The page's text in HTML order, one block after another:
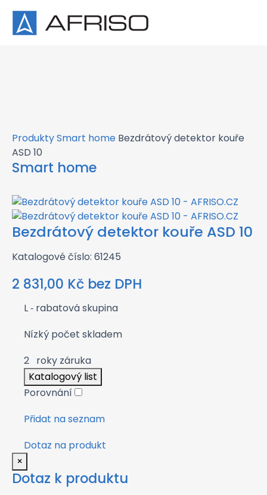
×
ProduktySmart home Bezdrátový detektor kouře
ASD 10
Smart home
Bezdrátový detektor kouře ASD 10
Katalogové číslo: 61245
2 831,00 Kč bez DPH
L‑ rabatová skupina
Nízký počet skladem
2 roky záruka
Katalogový list
Porovnání
Přidat na seznam
Dotaz na produkt
×
Dotaz k produktu